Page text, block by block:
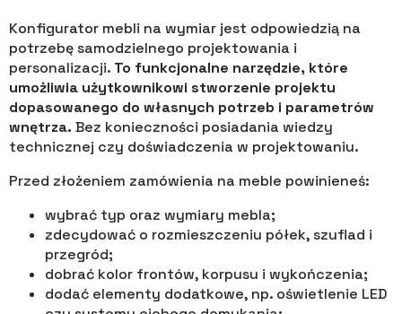
Konfigurator mebli na wymiar jest odpowiedzią na
potrzebę samodzielnego projektowania i
personalizacji. To funkcjonalne narzędzie, które
umożliwia użytkownikowi stworzenie projektu
dopasowanego do własnych potrzeb i parametrów
wnętrza. Bez konieczności posiadania wiedzy
technicznej czy doświadczenia w projektowaniu.
Przed złożeniem zamówienia na meble powinieneś:
wybrać typ oraz wymiary mebla;
zdecydować o rozmieszczeniu półek, szuflad i
przegród;
dobrać kolor frontów, korpusu i wykończenia;
dodać elementy dodatkowe, np. oświetlenie LED